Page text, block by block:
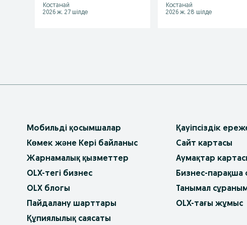
Костанай
2026 ж. 27 шілде
Костанай
2026 ж. 28 шілде
Мобильді қосымшалар
Көмек және Кері байланыс
Жарнамалық қызметтер
OLX-тегі бизнес
OLX блогы
Пайдалану шарттары
Құпиялылық саясаты
Қауіпсіздік
Сайт картасы
Аумақтар
Бизнес-парақша
Танымал
OLX-тағы жұмыс